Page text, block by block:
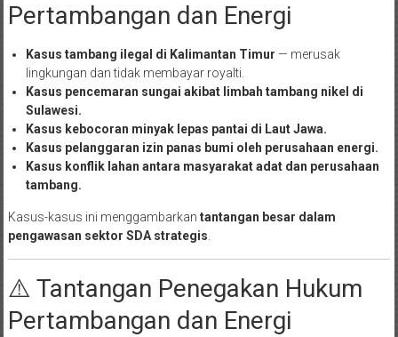
Pertambangan dan Energi
Kasus tambang ilegal di Kalimantan Timur — merusak
lingkungan dan tidak membayar royalti.
Kasus pencemaran sungai akibat limbah tambang nikel di
Sulawesi.
Kasus kebocoran minyak lepas pantai di Laut Jawa.
Kasus pelanggaran izin panas bumi oleh perusahaan energi.
Kasus konflik lahan antara masyarakat adat dan perusahaan
tambang.
Kasus-kasus ini menggambarkan tantangan besar dalam
pengawasan sektor SDA strategis.
⚠️ Tantangan Penegakan Hukum
Pertambangan dan Energi